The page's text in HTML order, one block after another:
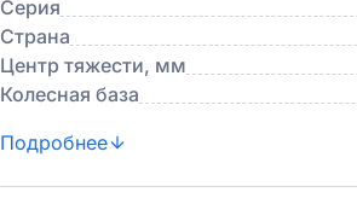
Серия
Страна
Центр тяжести, мм
Колесная база
Подробнее